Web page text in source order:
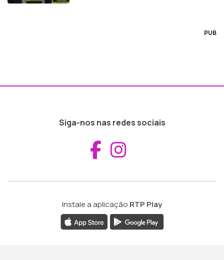
PUB
Siga-nos nas redes sociais
Aceder ao
Instale a aplicação RTP Play